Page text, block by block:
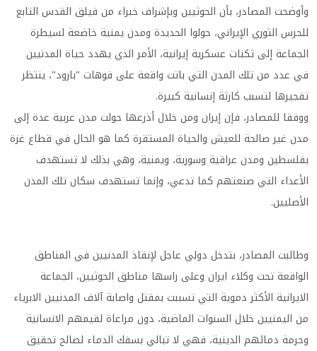
وأوضحت المصادر، بأن الحوثيين وبإشراف خبراء من فيلق القدس التابع
للحرس الثوري الإيراني، حولوا الحديدة ومدن يمنية خاضعة لسيطرة
الجماعة إلى ثكنات عسكرية إيرانية، الأمر الذي يهدد حياة المدنيين
في عدد من تلك المدن التي باتت واقعة على فوهات "بارود"، ينتظر
تفجيرها لتسبب كارثة إنسانية كبيرة.
ووفقا للمصادر، فإن إيران ومن خلال أذرعها حولت مدن عربية عدة إلى
مدن غير صالحة للعيش والحياة المستقرة كما هو الحال في قطاع غزة
بفلسطين ومدن عراقية وسورية، ويمنية، وهي بذلك لا تستهدف
الأعداء التي صنعتهم كما تدعي، وإنما تستهدف سكان تلك المدن
الأصليين.
وطالبت المصادر، بتدخل دولي عاجل لإنقاذ المدنيين في المناطق
الواقعة تحت وكلاء ايران وعلى راسها مناطق الحوثيين، الجماعة
الايرانية الأكثر دموية التي تسببت بمقتل واصابة آلاف المدنيين الابرياء
من اليمنيين خلال السنوات الماضية، دون مراعاة لقيمهم الانسانية
وحرمة دمائهم الدينية، فهي لا تبالي بسفك الدماء لصالح تحقيق